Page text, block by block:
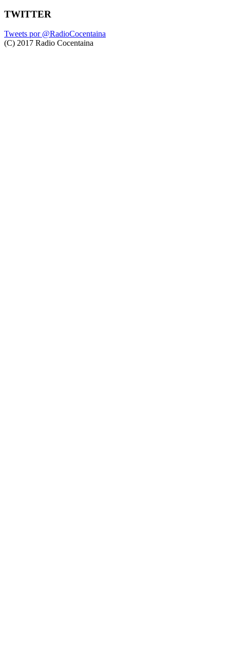
TWITTER
Tweets por @RadioCocentaina
(C) 2017 Radio Cocentaina